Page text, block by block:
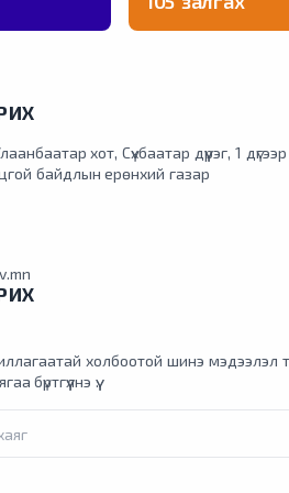
хот, Сүхбаатар дүүрэг, 1
байдлын ерөнхий газар
холбоотой шинэ мэдээлэл
бүртгүүлнэ үү.